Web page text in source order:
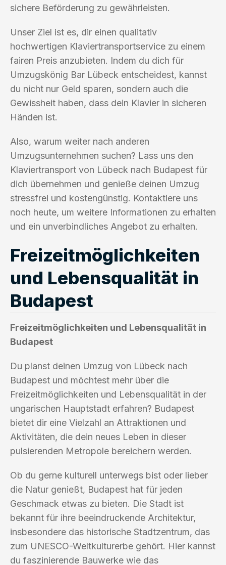
sichere Beförderung zu gewährleisten.
Unser Ziel ist es, dir einen qualitativ
hochwertigen Klaviertransportservice zu einem
fairen Preis anzubieten. Indem du dich für
Umzugskönig Bar Lübeck entscheidest, kannst
du nicht nur Geld sparen, sondern auch die
Gewissheit haben, dass dein Klavier in sicheren
Händen ist.
Also, warum weiter nach anderen
Umzugsunternehmen suchen? Lass uns den
Klaviertransport von Lübeck nach Budapest für
dich übernehmen und genieße deinen Umzug
stressfrei und kostengünstig. Kontaktiere uns
noch heute, um weitere Informationen zu erhalten
und ein unverbindliches Angebot zu erhalten.
Freizeitmöglichkeiten
und Lebensqualität in
Budapest
Freizeitmöglichkeiten und Lebensqualität in
Budapest
Du planst deinen Umzug von Lübeck nach
Budapest und möchtest mehr über die
Freizeitmöglichkeiten und Lebensqualität in der
ungarischen Hauptstadt erfahren? Budapest
bietet dir eine Vielzahl an Attraktionen und
Aktivitäten, die dein neues Leben in dieser
pulsierenden Metropole bereichern werden.
Ob du gerne kulturell unterwegs bist oder lieber
die Natur genießt, Budapest hat für jeden
Geschmack etwas zu bieten. Die Stadt ist
bekannt für ihre beeindruckende Architektur,
insbesondere das historische Stadtzentrum, das
zum UNESCO-Weltkulturerbe gehört. Hier kannst
du faszinierende Bauwerke wie das